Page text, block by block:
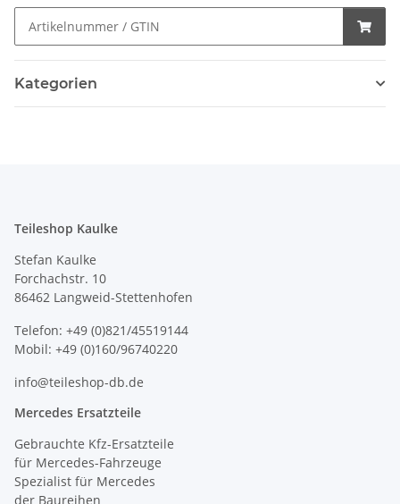
Kategorien
Teileshop Kaulke
Stefan Kaulke
Forchachstr. 10
86462 Langweid-Stettenhofen
Telefon: +49 (0)821/45519144
Mobil: +49 (0)160/96740220
info@teileshop-db.de
Mercedes Ersatzteile
Gebrauchte Kfz-Ersatzteile
für Mercedes-Fahrzeuge
Spezialist für Mercedes
der Baureihen